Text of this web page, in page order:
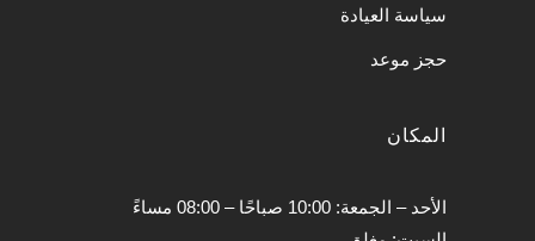
سياسة العيادة
حجز موعد
المكان
الأحد – الجمعة: 10:00 صباحًا – 08:00 مساءً